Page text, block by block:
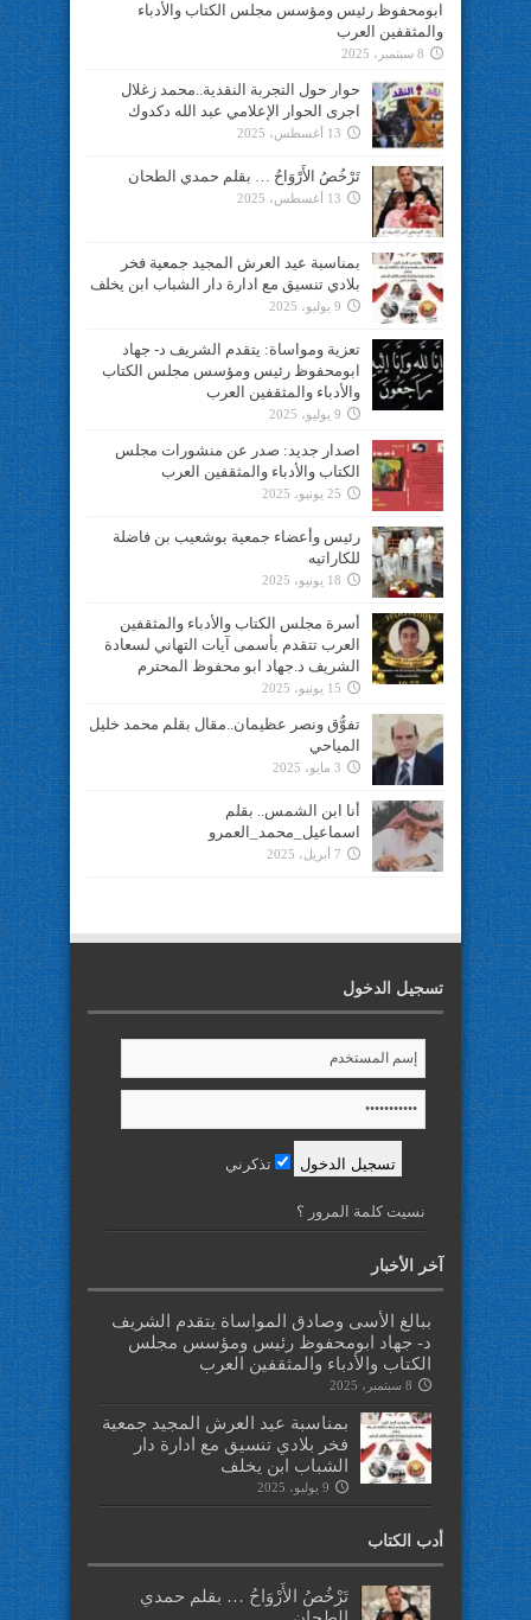
ابومحفوظ رئيس ومؤسس مجلس الكتاب والأدباء
والمثقفين العرب
8 سبتمبر، 2025
حوار حول التجربة النقدية..محمد زغلال
اجرى الحوار الإعلامي عبد الله دكدوك
13 أغسطس، 2025
تَرْخُصُ الأَرْوَاحُ … بقلم حمدي الطحان
13 أغسطس، 2025
بمناسبة عيد العرش المجيد جمعية فخر
بلادي تنسيق مع ادارة دار الشباب ابن يخلف
9 يوليو، 2025
تعزية ومواساة: يتقدم الشريف د- جهاد
ابومحفوظ رئيس ومؤسس مجلس الكتاب
والأدباء والمثقفين العرب
9 يوليو، 2025
اصدار جديد: صدر عن منشورات مجلس
الكتاب والأدباء والمثقفين العرب
25 يونيو، 2025
رئيس وأعضاء جمعية بوشعيب بن فاضلة
للكاراتيه
18 يونيو، 2025
أسرة مجلس الكتاب والأدباء والمثقفين
العرب تتقدم بأسمى آيات التهاني لسعادة
الشريف د.جهاد ابو محفوظ المحترم
15 يونيو، 2025
تفوُّق ونصر عظيمان..مقال بقلم محمد خليل
المياحي
3 مايو، 2025
أنا ابن الشمس.. بقلم
اسماعيل_محمد_العمرو
7 أبريل، 2025
تسجيل الدخول
تذكرني
نسيت كلمة المرور ؟
آخر الأخبار
ببالغ الأسى وصادق المواساة يتقدم الشريف
د- جهاد ابومحفوظ رئيس ومؤسس مجلس
الكتاب والأدباء والمثقفين العرب
8 سبتمبر، 2025
بمناسبة عيد العرش المجيد جمعية
فخر بلادي تنسيق مع ادارة دار
الشباب ابن يخلف
9 يوليو، 2025
أدب الكتاب
تَرْخُصُ الأَرْوَاحُ … بقلم حمدي